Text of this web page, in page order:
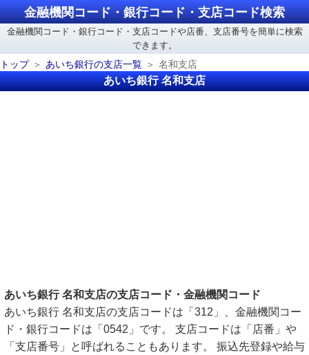
金融機関コード・銀行コード・支店コード検索
金融機関コード・銀行コード・支店コードや店番、支店番号を簡単に検索
できます。
トップ
あいち銀行の支店一覧 名和支店
あいち銀行 名和支店
あいち銀行 名和支店の支店コード・金融機関コード
あいち銀行 名和支店の支店コードは「312」、金融機関コー
ド・銀行コードは「0542」です。 支店コードは「店番」や
「支店番号」と呼ばれることもあります。 振込先登録や給与